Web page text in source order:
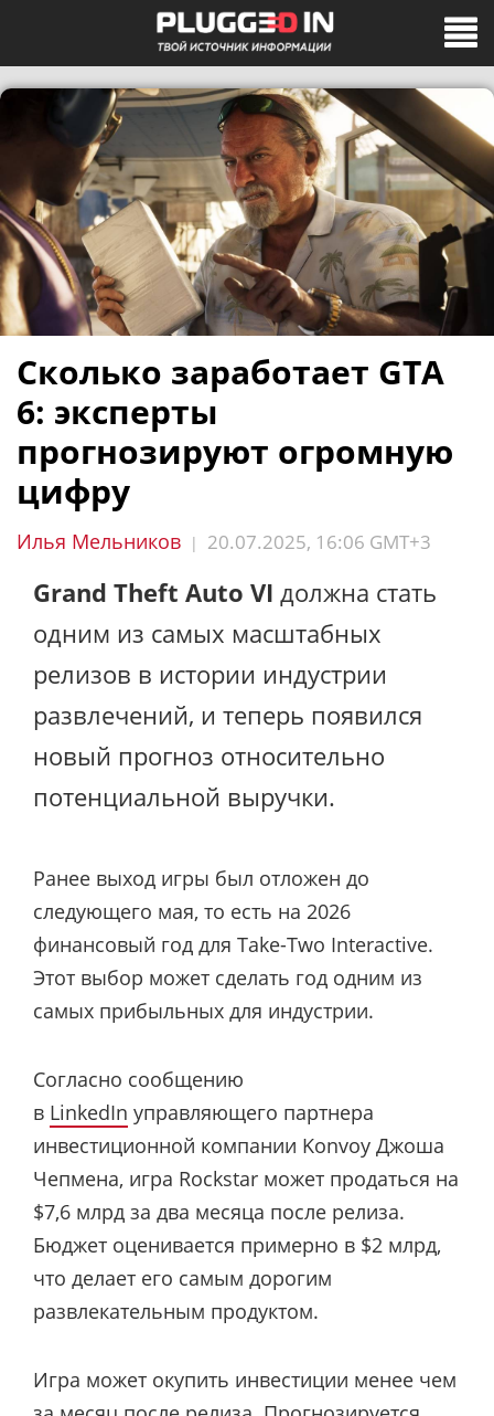
Сколько заработает GTA
6: эксперты
прогнозируют огромную
цифру
Илья Мельников | 20.07.2025, 16:06 GMT+3
Grand Theft Auto VI должна стать
одним из самых масштабных
релизов в истории индустрии
развлечений, и теперь появился
новый прогноз относительно
потенциальной выручки.
Ранее выход игры был отложен до
следующего мая, то есть на 2026
финансовый год для Take-Two Interactive.
Этот выбор может сделать год одним из
самых прибыльных для индустрии.
Согласно сообщению
в LinkedIn управляющего партнера
инвестиционной компании Konvoy Джоша
Чепмена, игра Rockstar может продаться на
$7,6 млрд за два месяца после релиза.
Бюджет оценивается примерно в $2 млрд,
что делает его самым дорогим
развлекательным продуктом.
Игра может окупить инвестиции менее чем